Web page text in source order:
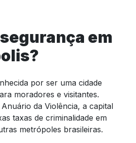
em
por ser uma cidade
moradores e visitantes.
da Violência, a capital
taxas de criminalidade em
metrópoles brasileiras.